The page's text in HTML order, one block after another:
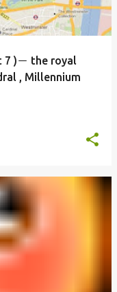
7 )－ the royal
, Millennium